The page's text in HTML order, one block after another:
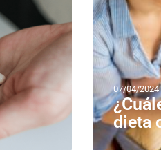
07/04/2024
dieta